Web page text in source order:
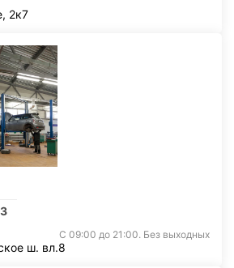
2к7
С 09:00 до 21:00. Без выходных
ш. вл.8